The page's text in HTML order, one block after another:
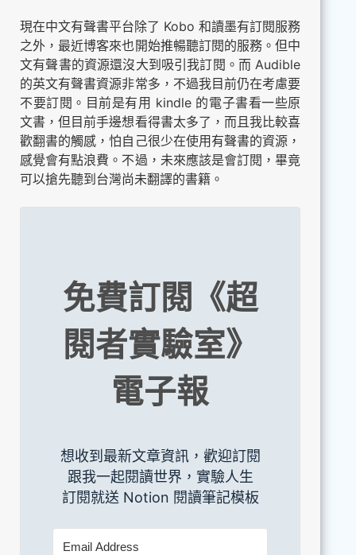
現在中文有聲書平台除了 Kobo 和讀墨有訂閱服務
之外，最近博客來也開始推暢聽訂閱的服務。但中
文有聲書的資源還沒大到吸引我訂閱。而 Audible
的英文有聲書資源非常多，不過我目前仍在考慮要
不要訂閱。目前是有用 kindle 的電子書看一些原
文書，但目前手邊想看得書太多了，而且我比較喜
歡翻書的觸感，怕自己很少在使用有聲書的資源，
感覺會有點浪費。不過，未來應該是會訂閱，畢竟
可以搶先聽到台灣尚未翻譯的書籍。
免費訂閱《超
閱者實驗室》
電子報
想收到最新文章資訊，歡迎訂閱
跟我一起閱讀世界，實驗人生
訂閱就送 Notion 閱讀筆記模板